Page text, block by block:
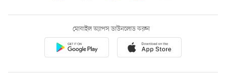
মোবাইল অ্যাপস ডাউনলোড করুন